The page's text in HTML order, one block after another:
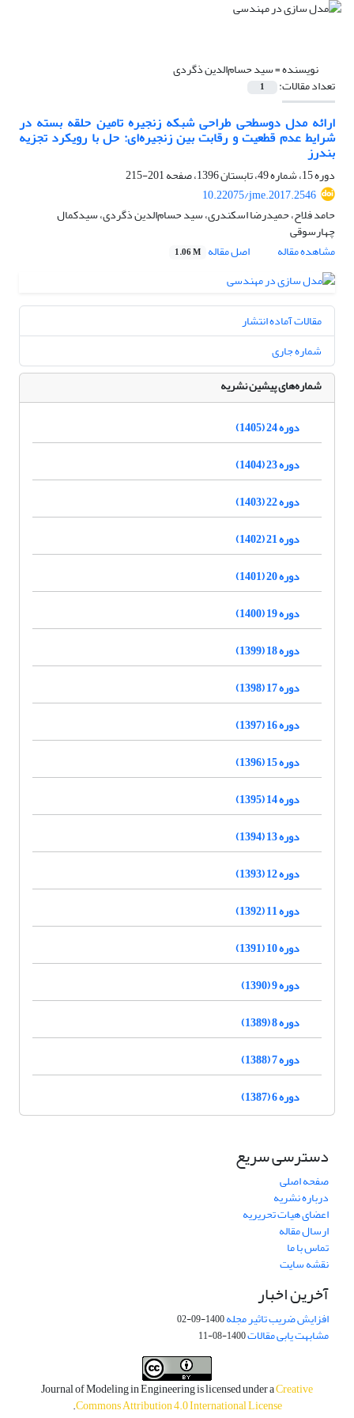
نویسنده =سید حسام‌الدین ذگردی
تعداد مقالات: 1
ارائه مدل دوسطحی طراحی شبکه زنجیره تامین حلقه بسته در
شرایط عدم قطعیت و رقابت بین زنجیره‌ای: حل با رویکرد تجزیه
بندرز
دوره 15، شماره 49، تابستان 1396، صفحه
201-215
10.22075/jme.2017.2546
حامد فلاح، حمیدرضا اسکندری، سید حسام‌الدین ذگردی، سیدکمال
چهارسوقی
مشاهده مقاله
اصل مقاله 1.06 M
مقالات آماده انتشار
شماره جاری
شماره‌های پیشین نشریه
دوره 24 (1405)
دوره 23 (1404)
دوره 22 (1403)
دوره 21 (1402)
دوره 20 (1401)
دوره 19 (1400)
دوره 18 (1399)
دوره 17 (1398)
دوره 16 (1397)
دوره 15 (1396)
دوره 14 (1395)
دوره 13 (1394)
دوره 12 (1393)
دوره 11 (1392)
دوره 10 (1391)
دوره 9 (1390)
دوره 8 (1389)
دوره 7 (1388)
دوره 6 (1387)
دسترسی سریع
صفحه اصلی
درباره نشریه
اعضای هیات تحریریه
ارسال مقاله
تماس با ما
نقشه سایت
آخرین اخبار
افزایش ضریب تاثیر مجله1400-09-02
مشابهت یابی مقالات1400-08-11
Journal of Modeling in Engineering is licensed under aCreative
Commons Attribution 4.0 International License
.